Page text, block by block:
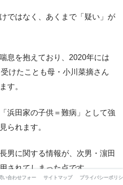
ではなく、あくまで「疑い」が
息を抱えており、2020年には
けたことも母・小川菜摘さん
す。
浜田家の子供＝難病」として強
られます。
男に関する情報が、次男・濵田
されてしまった点です。
記
い合わせフォーム サイトマップ プライバシーポリ